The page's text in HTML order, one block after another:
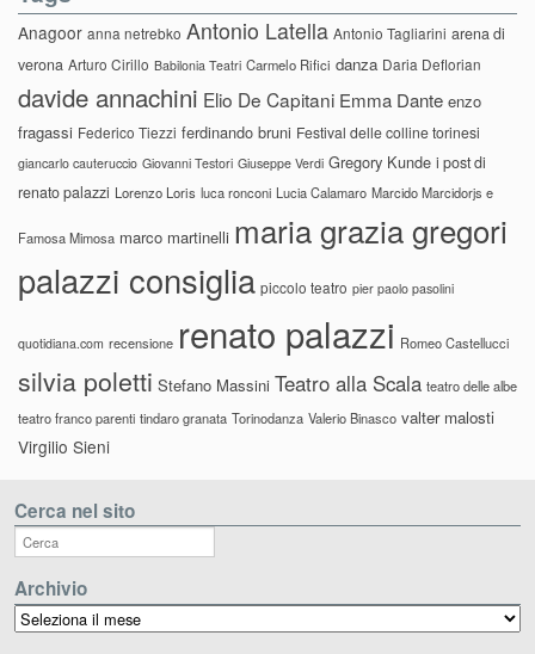
Anagoor anna netrebko Antonio Latella Antonio Tagliarini arena di
verona Arturo Cirillo Babilonia Teatri Carmelo Rifici danza Daria Deflorian
davide annachini Elio De Capitani Emma Dante enzo
fragassi Federico Tiezzi ferdinando bruni Festival delle colline torinesi
giancarlo cauteruccio Giovanni Testori Giuseppe Verdi Gregory Kunde i post di
renato palazzi Lorenzo Loris luca ronconi Lucia Calamaro Marcido Marcidorjs e
Famosa Mimosa marco martinelli maria grazia gregori
palazzi consiglia piccolo teatro pier paolo pasolini
quotidiana.com recensione renato palazzi Romeo Castellucci
silvia poletti Stefano Massini Teatro alla Scala teatro delle albe
teatro franco parenti tindaro granata Torinodanza Valerio Binasco valter malosti
Virgilio Sieni
Cerca nel sito
Archivio
Archivio